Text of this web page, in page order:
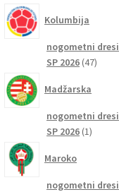
Kolumbija
nogometni dresi
SP 2026 4747
Madžarska
nogometni dresi
SP 2026 11
Maroko
nogometni dresi